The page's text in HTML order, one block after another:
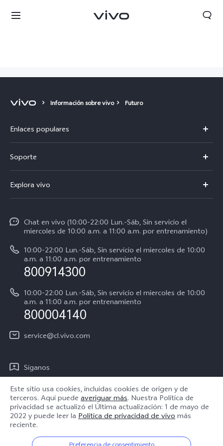
Chile | Seleccione país/región
Información sobre vivo Futuro
Enlaces populares
V60 Lite 5G
Y21d
Y38 5G
Y31 5G
Soporte
Funtouch OS
Autenticación de IMEI
Manual del usuario
Servicio de Agendamiento
Instrucciones de la garantía de vivo
Explora vivo
La vida en vivo
Acerca de nosotros
Avisos legales
Centro de privacidad de vivo
Chat en vivo (10:00-22:00 Lun.-Sáb, Sin servicio el
miercoles de 10:00 a.m. a 11:00 a.m. por entrenamiento)
10:00-22:00 Lun.-Sáb, Sin servicio el miercoles de 10:00
a.m. a 11:00 a.m. por entrenamiento
800914300
10:00-22:00 Lun.-Sáb, Sin servicio el miercoles de 10:00
a.m. a 11:00 a.m. por entrenamiento
800004140
service@cl.vivo.com
Síganos
Chile | Seleccione país/región
Este sitio usa cookies, incluidas cookies de origen y de
terceros. Aquí puede averiguar más. Nuestra Política de
privacidad se actualizó el Última actualización: 1 de mayo de
2022 y puede leer la Política de privacidad de vivo más
reciente.
Preferencia de consentimiento